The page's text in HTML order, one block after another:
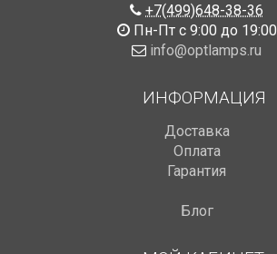
+7(499)648-38-36
Пн-Пт с 9:00 до 19:00
info@optlamps.ru
ИНФОРМАЦИЯ
Доставка
Оплата
Гарантия
Блог